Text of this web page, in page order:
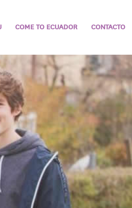
COME TO ECUADOR CONTACTO